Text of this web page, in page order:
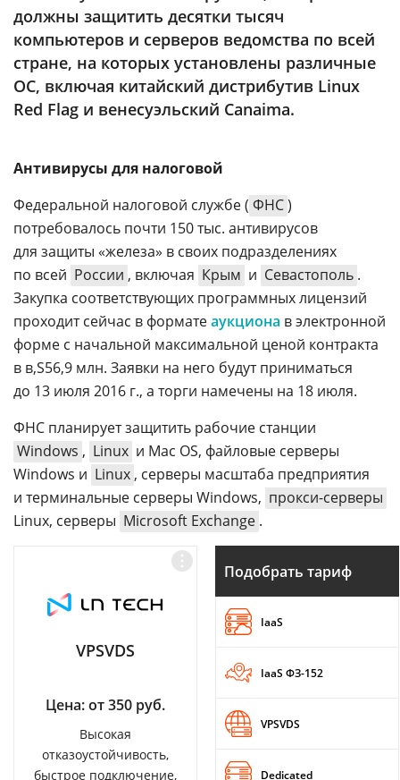
Конференции
Техника
издании
Реклама
Вакансии
Контакты
Дзен
VK
Rutube
должны защитить десятки тысяч
компьютеров и серверов ведомства по всей
стране, на которых установлены различные
ОС, включая китайский дистрибутив Linux
Red Flag и венесуэльский Canaima.
Антивирусы для налоговой
Федеральной налоговой службе ( ФНС)
потребовалось почти 150 тыс. антивирусов
для защиты «железа» в своих подразделениях
по всей России , включая Крым и Севастополь .
Закупка соответствующих программных лицензий
проходит сейчас в форматеаукциона в электронной
форме с начальной максимальной ценой контракта
в
56,9 млн. Заявки на него будут приниматься
до 13 июля 2016 г., а торги намечены на 18 июля.
ФНС планирует защитить рабочие станции
Windows , Linux и Mac OS, файловые серверы
Windows и Linux , серверы масштаба предприятия
и терминальные серверы Windows, прокси-серверы
Linux, серверы Microsoft Exchange .
VPSVDS
Цена: от 350 руб.
Высокая
отказоустойчивость,
быстрое подключение,
Подобрать тариф
IaaS
IaaS ФЗ-152
VPSVDS
Dedicated